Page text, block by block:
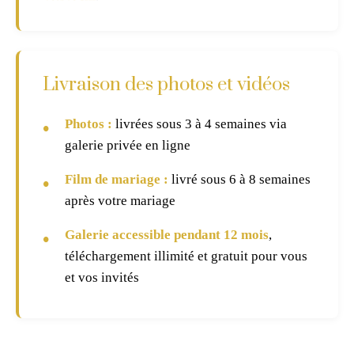
Livraison des photos et vidéos
Photos : livrées sous 3 à 4 semaines via
galerie privée en ligne
Film de mariage : livré sous 6 à 8 semaines
après votre mariage
Galerie accessible pendant 12 mois,
téléchargement illimité et gratuit pour vous
et vos invités